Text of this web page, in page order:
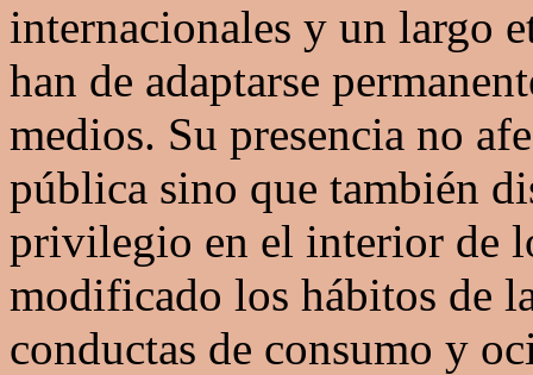
internacionales y un largo
han de adaptarse
medios. Su presencia no
pública sino que también
privilegio en el interior de
modificado los hábitos de
conductas de consumo y